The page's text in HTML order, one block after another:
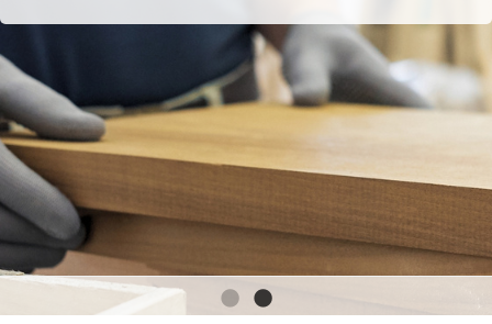
1 2